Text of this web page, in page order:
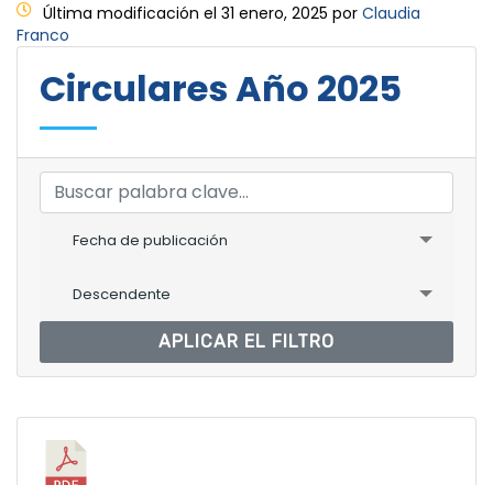
Última modificación el 31 enero, 2025 por Claudia
Franco
Circulares Año 2025
Fecha de publicación
Descendente
APLICAR EL FILTRO